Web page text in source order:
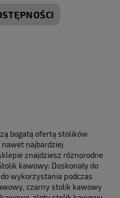
bogatą ofertą stolików
najbardziej
znajdziesz różnorodne
kawowy: Doskonały do
wykorzystania podczas
czarny stolik kawowy